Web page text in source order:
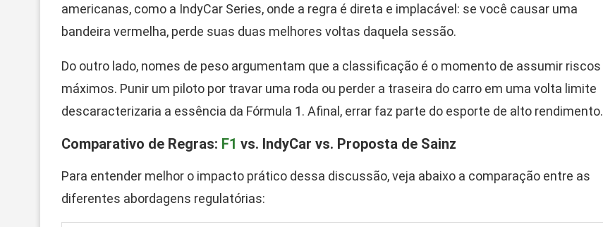
americanas, como a IndyCar Series, onde a regra é direta e implacável: se você causar uma
bandeira vermelha, perde suas duas melhores voltas daquela sessão.
Do outro lado, nomes de peso argumentam que a classificação é o momento de assumir riscos
máximos. Punir um piloto por travar uma roda ou perder a traseira do carro em uma volta limite
descaracterizaria a essência da Fórmula 1. Afinal, errar faz parte do esporte de alto rendimento.
Comparativo de Regras: F1 vs. IndyCar vs. Proposta de Sainz
Para entender melhor o impacto prático dessa discussão, veja abaixo a comparação entre as
diferentes abordagens regulatórias: